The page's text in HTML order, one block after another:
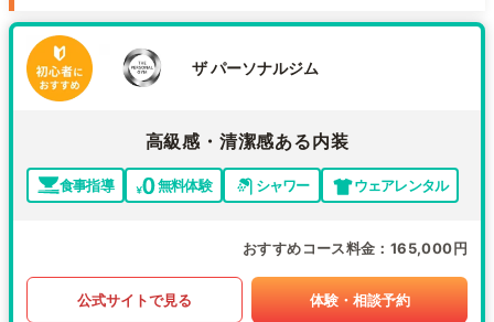
ザ パーソナルジム
高級感・清潔感ある内装
食事指導 無料体験 シャワー ウェアレンタル
おすすめコース料金 165,000円
公式サイトで見る 体験・相談予約